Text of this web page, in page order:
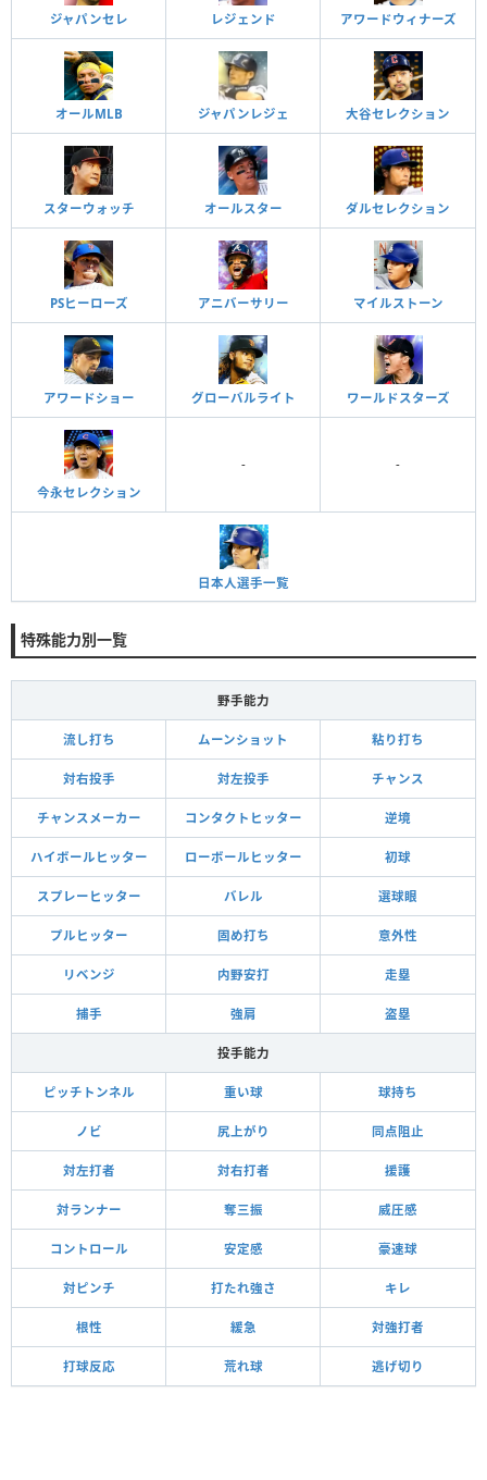
ジャパンセレ レジェンド アワードウィナーズ
オールMLB ジャパンレジェ 大谷セレクション
スターウォッチ オールスター ダルセレクション
PSヒーローズ アニバーサリー マイルストーン
アワードショー グローバルライト ワールドスターズ
今永セレクション
- -
日本人選手一覧
特殊能力別一覧
野手能力
流し打ち ムーンショット 粘り打ち
対右投手 対左投手 チャンス
チャンスメーカー コンタクトヒッター 逆境
ハイボールヒッター ローボールヒッター 初球
スプレーヒッター バレル 選球眼
プルヒッター 固め打ち 意外性
リベンジ 内野安打 走塁
捕手 強肩 盗塁
投手能力
ピッチトンネル 重い球 球持ち
ノビ 尻上がり 同点阻止
対左打者 対右打者 援護
対ランナー 奪三振 威圧感
コントロール 安定感 豪速球
対ピンチ 打たれ強さ キレ
根性 緩急 対強打者
打球反応 荒れ球 逃げ切り